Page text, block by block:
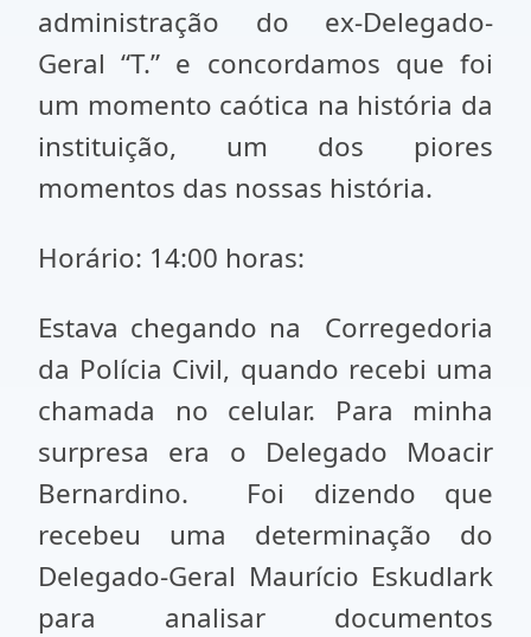
administração do ex-Delegado-
Geral “T.” e concordamos que foi
um momento caótica na história da
instituição, um dos piores
momentos das nossas história.
Horário: 14:00 horas:
Estava chegando na Corregedoria
da Polícia Civil, quando recebi uma
chamada no celular. Para minha
surpresa era o Delegado Moacir
Bernardino. Foi dizendo que
recebeu uma determinação do
Delegado-Geral Maurício Eskudlark
para analisar documentos